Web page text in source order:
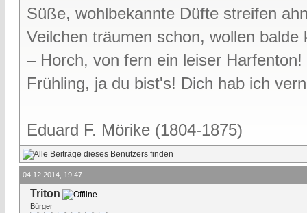
Süße, wohlbekannte Düfte streifen
Veilchen träumen schon, wollen balde
– Horch, von fern ein leiser Harfenton!
Frühling, ja du bist's! Dich hab ich
Eduard F. Mörike (1804-1875)
04.12.2014, 19:47
Triton
Bürger